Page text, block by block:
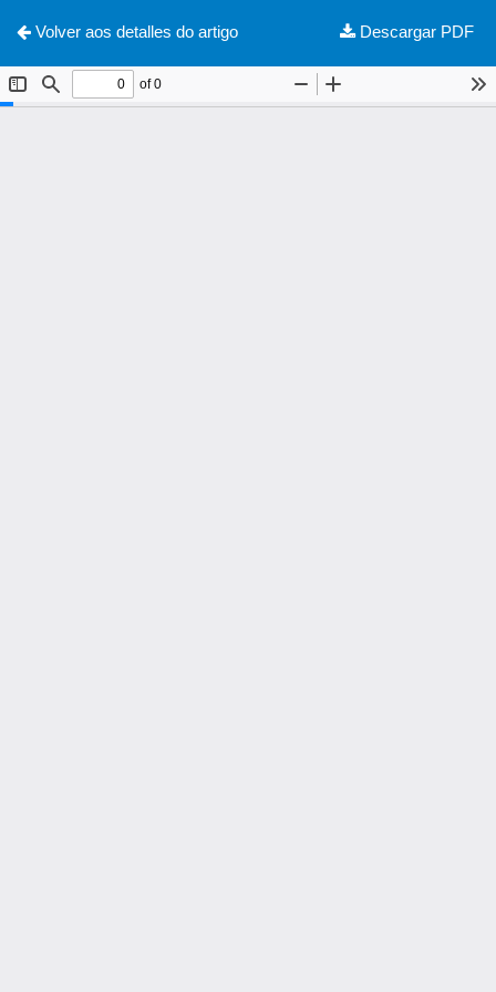
Volver aos detalles do artigo Descargar
Descargar PDF